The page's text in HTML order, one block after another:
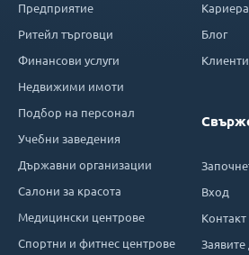
Предприятие
Ритейл търговци
Финансови услуги
Недвижими имоти
Подбор на персонал
Учебни заведения
Държавни организации
Салони за красота
Медицински центрове
Спортни и фитнес центрове
Кариера
Блог
Клиенти
Вход
Контакт